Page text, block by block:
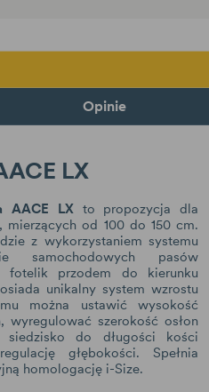
Opinie
LX
AACE LXto propozycja dla
od 100 do 150 cm.
z wykorzystaniem systemu
samochodowych pasów
fotelik przodem do kierunku
unikalny system wzrostu
można ustawić wysokość
wyregulować szerokość osłon
siedzisko do długości kości
głębokości. Spełnia
homologację i-Size.